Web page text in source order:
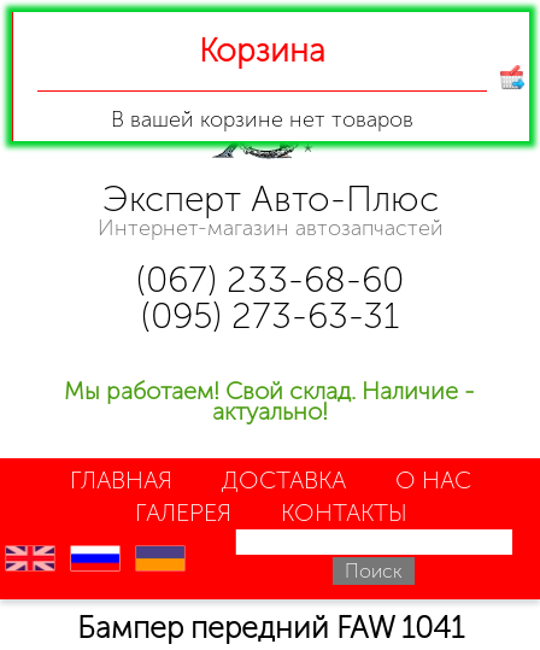
Эксперт Авто-Плюс
Интернет-магазин автозапчастей
(067) 233-68-60
(095) 273-63-31
Мы работаем! Свой склад. Наличие -
актуально!
ГЛАВНАЯ ДОСТАВКА
О НАС
ГАЛЕРЕЯ
КОНТАКТЫ
en ru uk
Бампер передний FAW 1041
Корзина
В вашей корзине нет товаров